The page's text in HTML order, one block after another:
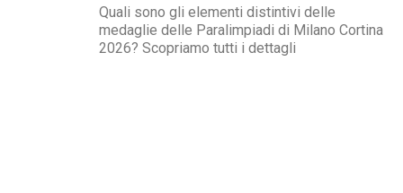
Quali sono gli elementi distintivi delle
medaglie delle Paralimpiadi di Milano Cortina
2026? Scopriamo tutti i dettagli